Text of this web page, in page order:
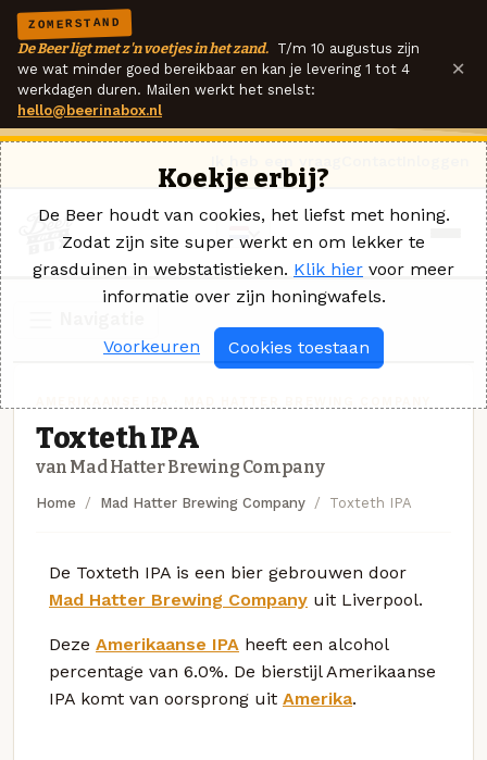
ZOMERSTAND
De Beer ligt met z'n voetjes in het zand. T/m 10 augustus zijn
we wat minder goed bereikbaar en kan je levering 1 tot 4
werkdagen duren. Mailen werkt het snelst:
hello@beerinabox.nl
×
Toxteth IPA
van Mad Hatter Brewing Company
Home Mad Hatter Brewing Company Toxteth IPA
De Toxteth IPA is een bier gebrouwen door
Mad Hatter Brewing Company uit Liverpool.
Deze Amerikaanse IPA heeft een alcohol
percentage van 6.0%. De bierstijl Amerikaanse
IPA komt van oorsprong uit Amerika.
Koekje erbij?
De Beer houdt van cookies, het liefst met honing.
Zodat zijn site super werkt en om lekker te
grasduinen in webstatistieken. Klik hier voor meer
informatie over zijn honingwafels.
Voorkeuren Cookies toestaan